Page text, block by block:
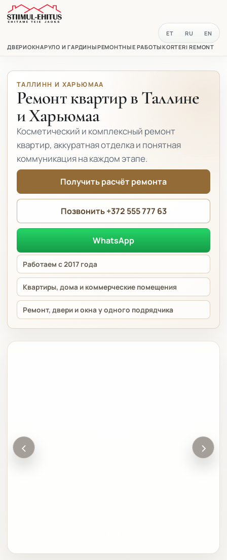
ДВЕРИОКНАРУЛО И ГАРДИНЫРЕМОНТНЫЕ РАБОТЫKORTERI REMONT
ET RU EN
ТАЛЛИНН И ХАРЬЮМАА
Ремонт квартир в Таллине
и Харьюмаа
Косметический и комплексный ремонт
квартир, аккуратная отделка и понятная
коммуникация на каждом этапе.
Получить расчёт ремонта
Позвонить +372 555 777 63
WhatsApp
Работаем с 2017 года
Квартиры, дома и коммерческие помещения
Ремонт, двери и окна у одного подрядчика
‹ ›